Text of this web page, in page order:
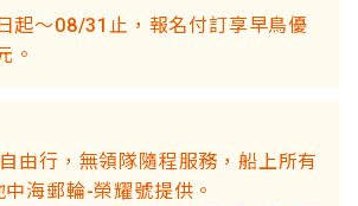
起～08/31止，報名付訂享早鳥優
。
由行，無領隊隨程服務，船上所有
海郵輪-榮耀號提供。